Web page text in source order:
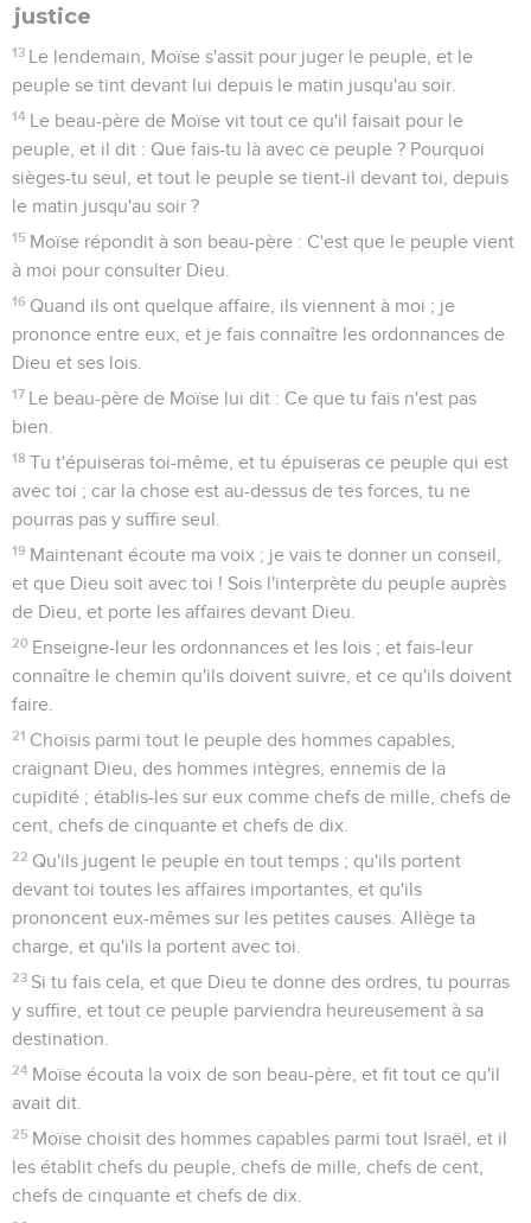
justice
13 Le lendemain, Moïse s'assit pour juger le peuple, et le
peuple se tint devant lui depuis le matin jusqu'au soir.
14 Le beau-père de Moïse vit tout ce qu'il faisait pour le
peuple, et il dit : Que fais-tu là avec ce peuple ? Pourquoi
sièges-tu seul, et tout le peuple se tient-il devant toi, depuis
le matin jusqu'au soir ?
15 Moïse répondit à son beau-père : C'est que le peuple vient
à moi pour consulter Dieu.
16 Quand ils ont quelque affaire, ils viennent à moi ; je
prononce entre eux, et je fais connaître les ordonnances de
Dieu et ses lois.
17 Le beau-père de Moïse lui dit : Ce que tu fais n'est pas
bien.
18 Tu t'épuiseras toi-même, et tu épuiseras ce peuple qui est
avec toi ; car la chose est au-dessus de tes forces, tu ne
pourras pas y suffire seul.
19 Maintenant écoute ma voix ; je vais te donner un conseil,
et que Dieu soit avec toi ! Sois l'interprète du peuple auprès
de Dieu, et porte les affaires devant Dieu.
20 Enseigne-leur les ordonnances et les lois ; et fais-leur
connaître le chemin qu'ils doivent suivre, et ce qu'ils doivent
faire.
21 Choisis parmi tout le peuple des hommes capables,
craignant Dieu, des hommes intègres, ennemis de la
cupidité ; établis-les sur eux comme chefs de mille, chefs de
cent, chefs de cinquante et chefs de dix.
22 Qu'ils jugent le peuple en tout temps ; qu'ils portent
devant toi toutes les affaires importantes, et qu'ils
prononcent eux-mêmes sur les petites causes. Allège ta
charge, et qu'ils la portent avec toi.
23 Si tu fais cela, et que Dieu te donne des ordres, tu pourras
y suffire, et tout ce peuple parviendra heureusement à sa
destination.
24 Moïse écouta la voix de son beau-père, et fit tout ce qu'il
avait dit.
25 Moïse choisit des hommes capables parmi tout Israël, et il
les établit chefs du peuple, chefs de mille, chefs de cent,
chefs de cinquante et chefs de dix.